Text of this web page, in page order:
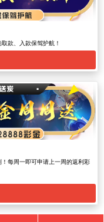
款、入款保驾护航！
每周一即可申请上一周的返利彩